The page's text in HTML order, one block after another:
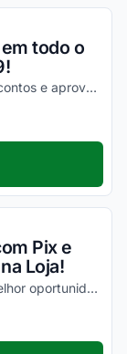
todo o
Aproveite agora mesmo todos os seus descontos e aproveite para economizar da melhor maneira possível nas suas compras online!
Pix e
Loja!
Aproveite seus benefícios e não perca a melhor oportunidade para economizar em todas as suas compras online!